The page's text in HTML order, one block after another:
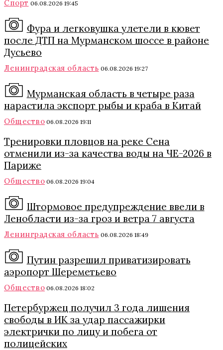
Спорт 06.08.2026 19:45
Фура и легковушка улетели в кювет
после ДТП на Мурманском шоссе в районе
Дусьево
Ленинградская область 06.08.2026 19:27
Мурманская область в четыре раза
нарастила экспорт рыбы и краба в Китай
Общество 06.08.2026 19:11
Тренировки пловцов на реке Сена
отменили из-за качества воды на ЧЕ-2026 в
Париже
Общество 06.08.2026 19:04
Штормовое предупреждение ввели в
Ленобласти из-за гроз и ветра 7 августа
Ленинградская область 06.08.2026 18:49
Путин разрешил приватизировать
аэропорт Шереметьево
Общество 06.08.2026 18:02
Петербуржец получил 3 года лишения
свободы в ИК за удар пассажирки
электрички по лицу и побега от
полицейских